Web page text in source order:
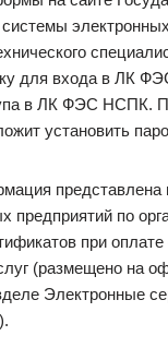
для входа в ЛК
в ЛК ФЭС НСПК.
установить
представлена
предприятий по
при
(размещено на
Электронные